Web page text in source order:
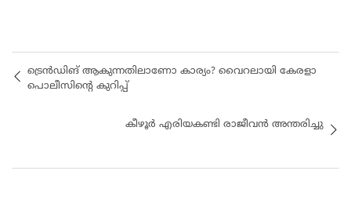
ട്രെന്‍ഡിങ് ആകുന്നതിലാണോ കാര്യം? വൈറലായി കേരളാ
പൊലീസിന്റെ കുറിപ്പ്
കീഴൂർ എരിയകണ്ടി രാജീവൻ അന്തരിച്ചു